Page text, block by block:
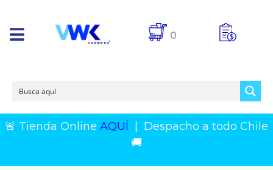
0
🚨 Tienda Online AQUÍ
Despacho a todo Chile
🚚